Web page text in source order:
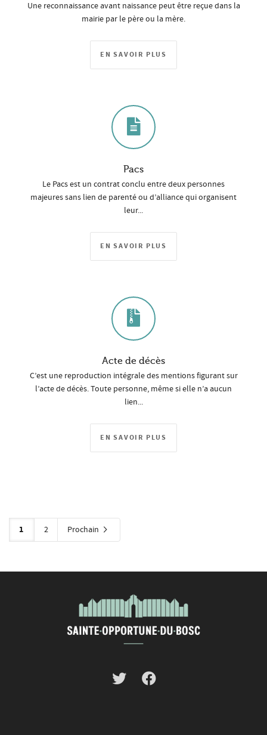
Une reconnaissance avant naissance peut être reçue dans la
mairie par le père ou la mère.
EN SAVOIR PLUS
Pacs
Le Pacs est un contrat conclu entre deux personnes
majeures sans lien de parenté ou d’alliance qui organisent
leur...
EN SAVOIR PLUS
Acte de décès
C’est une reproduction intégrale des mentions figurant sur
l’acte de décès. Toute personne, même si elle n’a aucun
lien...
EN SAVOIR PLUS
1 2 Prochain